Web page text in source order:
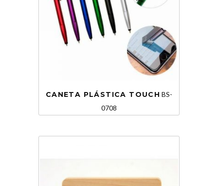
CANETA PLÁSTICA TOUCH BS-
0708